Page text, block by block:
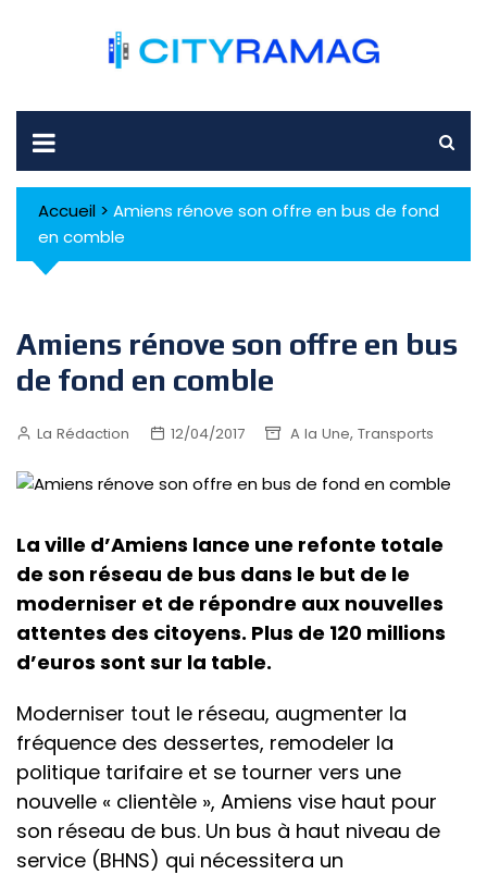
Accueil > Amiens rénove son offre en bus de fond
en comble
Amiens rénove son offre en bus
de fond en comble
La Rédaction 12/04/2017 A la Une, Transports
La ville d’Amiens lance une refonte totale
de son réseau de bus dans le but de le
moderniser et de répondre aux nouvelles
attentes des citoyens. Plus de 120 millions
d’euros sont sur la table.
Moderniser tout le réseau, augmenter la
fréquence des dessertes, remodeler la
politique tarifaire et se tourner vers une
nouvelle « clientèle », Amiens vise haut pour
son réseau de bus. Un bus à haut niveau de
service (BHNS) qui nécessitera un